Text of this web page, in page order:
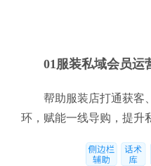
01服装私域会员运
帮助服装店打通获客
环，赋能一线导购，提升